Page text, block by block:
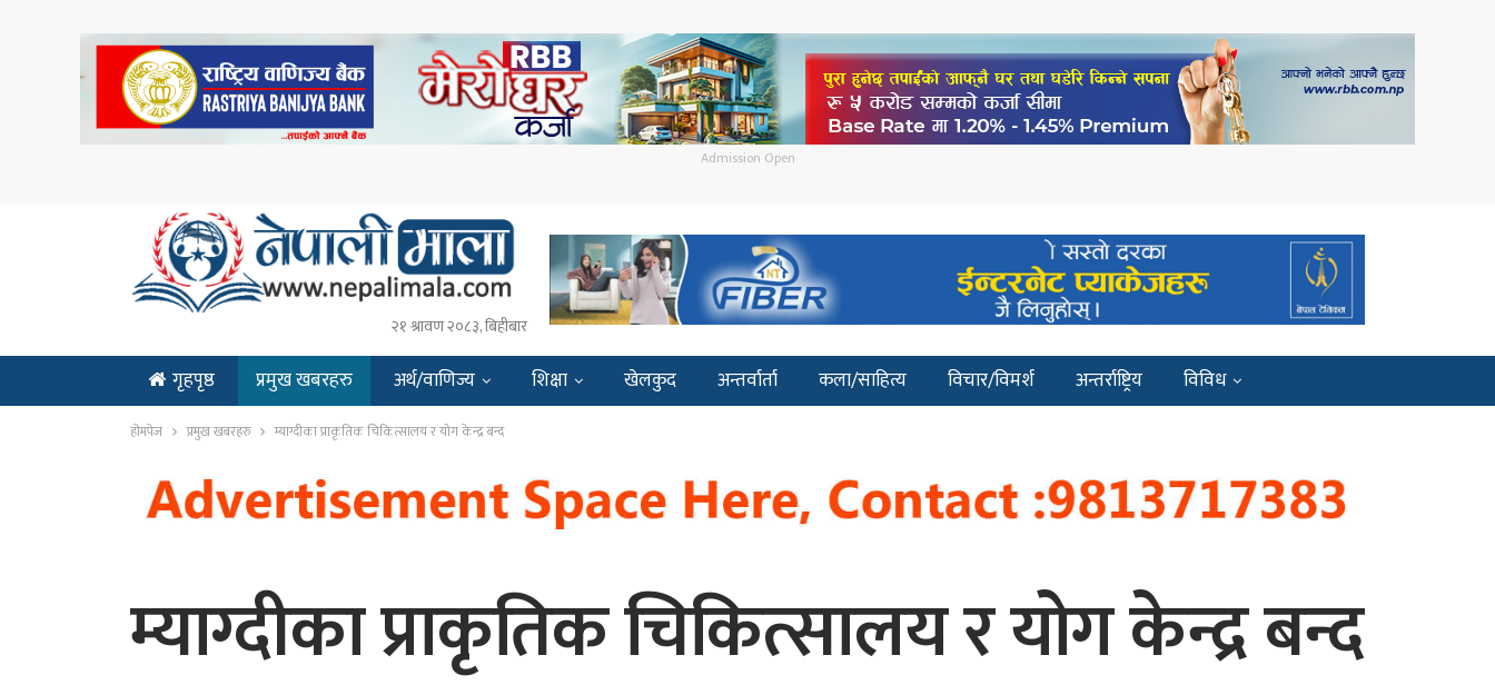
Admission Open
२१ श्रावण २०८३, बिहीबार
गृहपृष्ठ प्रमुख खबरहरु अर्थ/वाणिज्य शिक्षा खेलकुद अन्तर्वार्ता कला/साहित्य विचार/विमर्श अन्तर्राष्ट्रिय
विविध
ENGLISH
होमपेज प्रमुख खबरहरु म्याग्दीका प्राकृतिक चिकित्सालय र योग केन्द्र बन्द
म्याग्दीका प्राकृतिक चिकित्सालय र योग केन्द्र बन्द